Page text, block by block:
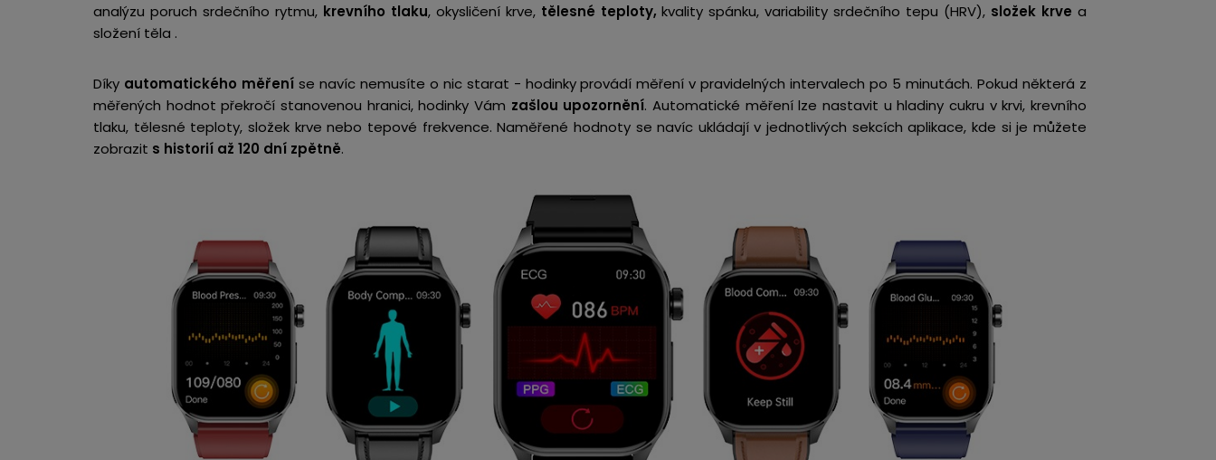
analýzu poruch srdečního rytmu, krevního tlaku, okysličení krve, tělesné teploty,kvality spánku, variability srdečního tepu (HRV), složek krve a
složení těla .
Díky automatického měřeníse navíc nemusíte o nic starat - hodinky provádí měření v pravidelných intervalech po 5 minutách. Pokud některá z
měřených hodnot překročí stanovenou hranici, hodinky Vám zašlou upozornění. Automatické měření lze nastavit u hladiny cukru v krvi, krevního
tlaku, tělesné teploty, složek krve nebo tepové frekvence. Naměřené hodnoty se navíc ukládají v jednotlivých sekcích aplikace, kde si je můžete
zobrazit s historií až 120 dní zpětně.